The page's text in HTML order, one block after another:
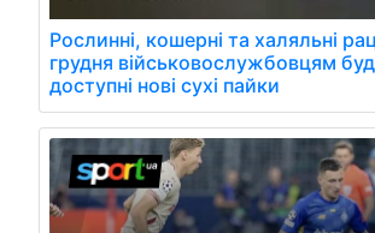
Рослинні, кошерні та халяльні
грудня військовослужбовцям
доступні нові сухі пайки